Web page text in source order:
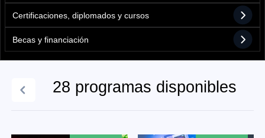
Certificaciones, diplomados y cursos
Becas y financiación
28 programas disponibles